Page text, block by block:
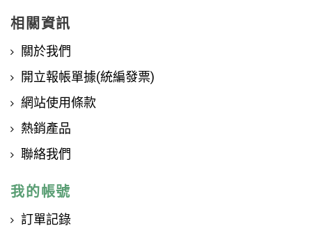
相關資訊
關於我們
開立報帳單據(統編發票)
網站使用條款
熱銷產品
聯絡我們
我的帳號
訂單記錄